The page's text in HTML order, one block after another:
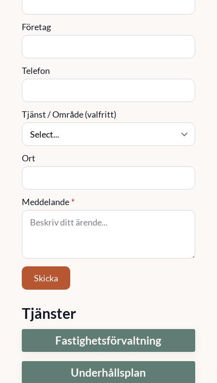
Företag
Telefon
Tjänst / Område (valfritt)
Ort
Meddelande *
Skicka
Tjänster
Fastighetsförvaltning
Underhållsplan